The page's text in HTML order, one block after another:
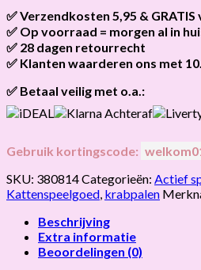
hoeveelheid
✅ Verzendkosten 5,95 & GRATIS
Brievenbus verzendingen zijn 3,95,
bestellingen v.a. 45,00 worden
✅ Op voorraad = morgen al in
Als het product op voorraad is en
hetvandaag nog verzonden.
✅ 28 dagen retourrecht
Niet tevreden? Geen probleem!
✅ Klanten waarderen ons met
✅ Betaal veilig met o.a.:
Gebruik kortingscode:
SKU: 380814Categorieën: Actief
Kattenspeelgoed krabpalen
Beschrijving
Extra informatie
Beoordelingen (0)